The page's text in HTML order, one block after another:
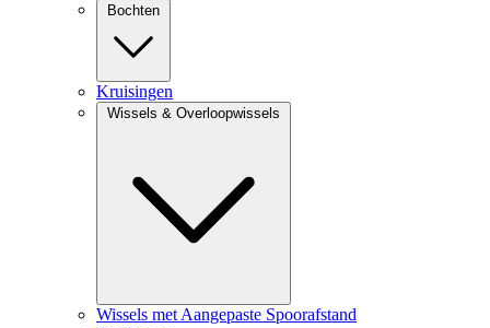
Bochten
Kruisingen
Wissels & Overloopwissels
Wissels met Aangepaste Spoorafstand